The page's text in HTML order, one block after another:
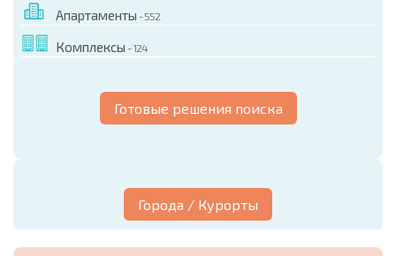
Апартаменты - 552
Комплексы - 124
Готовые решения поиска
Города / Курорты